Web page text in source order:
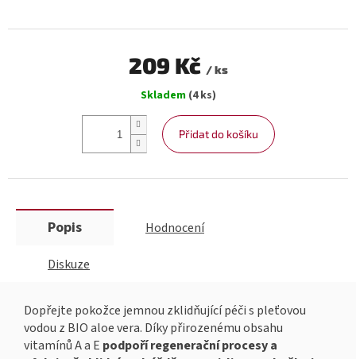
209 Kč / ks
cena:
Skladem (4 ks)
Přidat do košíku
Popis Hodnocení
Diskuze
Dopřejte pokožce jemnou zklidňující péči s pleťovou
vodou z BIO aloe vera. Díky přirozenému obsahu
vitamínů A a E podpoří regenerační procesy a